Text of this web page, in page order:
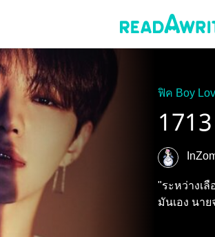
ฟิค Boy
"ระหว่างเ
มันเอง นาย